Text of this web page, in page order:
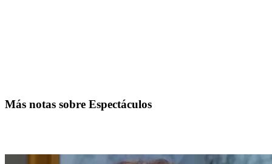
Más notas sobre Espectáculos